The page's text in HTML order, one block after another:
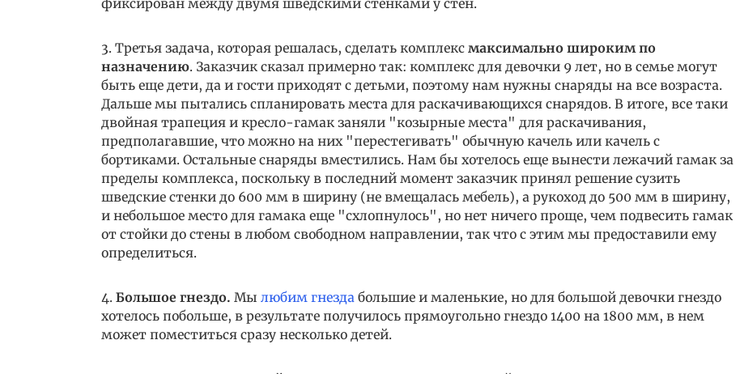
фиксирован между двумя шведскими стенками у стен.
3. Третья задача, которая решалась, сделать комплексмаксимально широким по
назначению. Заказчик сказал примерно так: комплекс для девочки 9 лет, но в семье могут
быть еще дети, да и гости приходят с детьми, поэтому нам нужны снаряды на все возраста.
Дальше мы пытались спланировать места для раскачивающихся снарядов. В итоге, все таки
двойная трапеция и кресло-гамак заняли "козырные места" для раскачивания,
предполагавшие, что можно на них "перестегивать" обычную качель или качель с
бортиками. Остальные снаряды вместились. Нам бы хотелось еще вынести лежачий гамак за
пределы комплекса, поскольку в последний момент заказчик принял решение сузить
шведские стенки до 600 мм в ширину (не вмещалась мебель), а рукоход до 500 мм в ширину,
и небольшое место для гамака еще "схлопнулось", но нет ничего проще, чем подвесить гамак
от стойки до стены в любом свободном направлении, так что с этим мы предоставили ему
определиться.
4.Большое гнездо. Мылюбим гнезда большие и маленькие, но для большой девочки гнездо
хотелось побольше, в результате получилось прямоугольно гнездо 1400 на 1800 мм, в нем
может поместиться сразу несколько детей.